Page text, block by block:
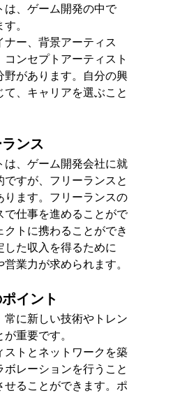
は、ゲーム開発の中で
。
ナー、背景アーティス
コンセプトアーティスト
野があります。自分の興
、キャリアを選ぶこと
ンス
は、ゲーム開発会社に就
すが、フリーランスと
ります。フリーランスの
で仕事を進めることがで
クトに携わることができ
した収入を得るために
業力が求められます。
イント
常に新しい技術やトレン
重要です。
ストとネットワークを築
ボレーションを行うこと
せることができます。ポ